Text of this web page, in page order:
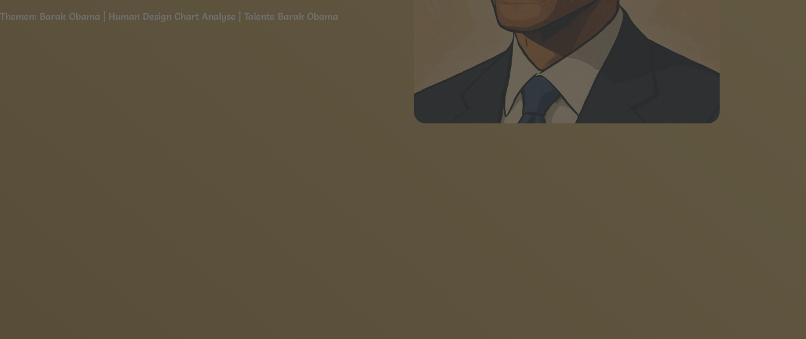
Themen: Barak Obama Human Design Chart Analyse Talente Barak Obama